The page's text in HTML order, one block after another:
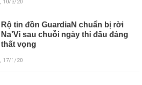
, 10/3/20
Rộ tin đồn GuardiaN chuẩn bị rời
Na'Vi sau chuỗi ngày thi đấu đáng
thất vọng
, 17/1/20